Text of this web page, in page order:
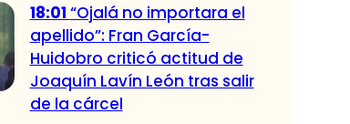
18:01 “Ojalá no importara el
apellido”: Fran García-
Huidobro criticó actitud de
Joaquín Lavín León tras salir
de la cárcel